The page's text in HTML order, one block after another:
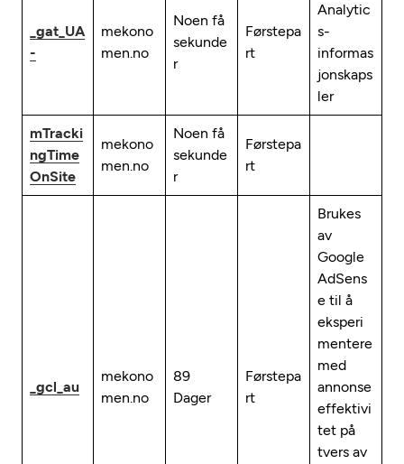
_gat_UA
-
mekono
men.no
Noen få
sekunde
r
Førstepa
rt
Analytic
s-
informas
jonskaps
ler
mTracki
ngTime
OnSite
mekono
men.no
Noen få
sekunde
r
Førstepa
rt
_gcl_au
mekono
men.no
89
Dager
Førstepa
rt
Brukes
av
Google
AdSens
e til å
eksperi
mentere
med
annonse
effektivi
tet på
tvers av